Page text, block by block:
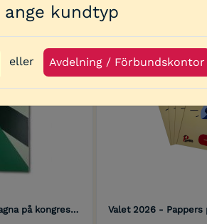
ange kundtyp
eller Avdelning / Förbundskontor
0,00 kr
Pappers stadgar antagna på kongressen 2022